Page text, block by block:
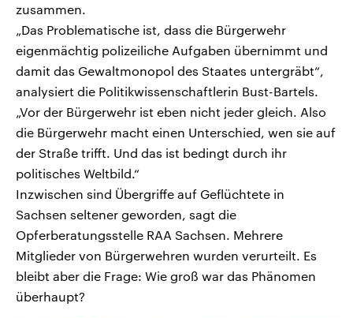
zusammen.
„Das Problematische ist, dass die Bürgerwehr
eigenmächtig polizeiliche Aufgaben übernimmt und
damit das Gewaltmonopol des Staates untergräbt“,
analysiert die Politikwissenschaftlerin Bust-Bartels.
„Vor der Bürgerwehr ist eben nicht jeder gleich. Also
die Bürgerwehr macht einen Unterschied, wen sie auf
der Straße trifft. Und das ist bedingt durch ihr
politisches Weltbild.“
Inzwischen sind Übergriffe auf Geflüchtete in
Sachsen seltener geworden, sagt die
Opferberatungsstelle RAA Sachsen. Mehrere
Mitglieder von Bürgerwehren wurden verurteilt. Es
bleibt aber die Frage: Wie groß war das Phänomen
überhaupt?